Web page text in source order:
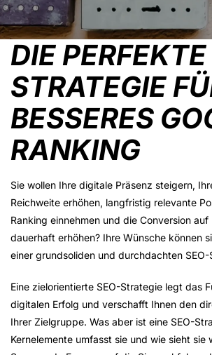
DIE
STRATEGIE
BESSERES
RANKING
Sie wollen Ihre digitale Präsenz steigern,
Reichweite erhöhen, langfristig relevante
Ranking einnehmen und die Conversion auf
dauerhaft erhöhen? Ihre Wünsche können
einer grundsoliden und durchdachten SEO-
Eine zielorientierte SEO-Strategie legt das
digitalen Erfolg und verschafft Ihnen den
Ihrer Zielgruppe. Was aber ist eine SEO-
Kernelemente umfasst sie und wie sieht sie